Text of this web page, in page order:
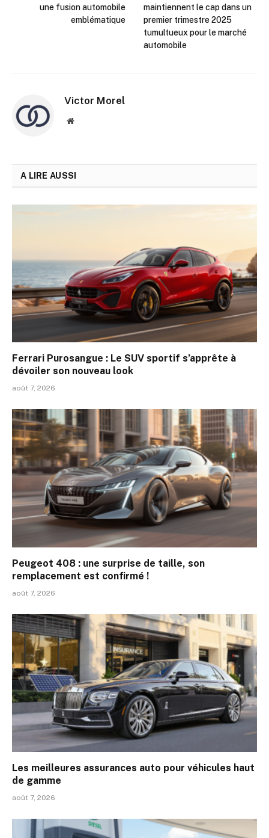
une fusion automobile
emblématique
maintiennent le cap dans un
premier trimestre 2025
tumultueux pour le marché
automobile
Victor Morel
Site
A LIRE AUSSI
Ferrari Purosangue : Le SUV sportif s’apprête à
dévoiler son nouveau look
août 7, 2026
Peugeot 408 : une surprise de taille, son
remplacement est confirmé !
août 7, 2026
Les meilleures assurances auto pour véhicules haut
de gamme
août 7, 2026